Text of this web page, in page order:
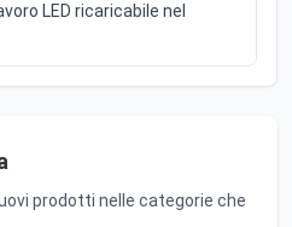
LED ricaricabile nel
prodotti nelle categorie che